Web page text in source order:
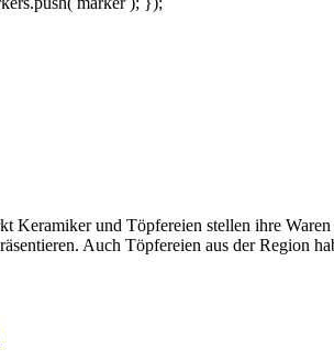
Keramiker und Töpfereien stellen ihre
Auch Töpfereien aus der Region